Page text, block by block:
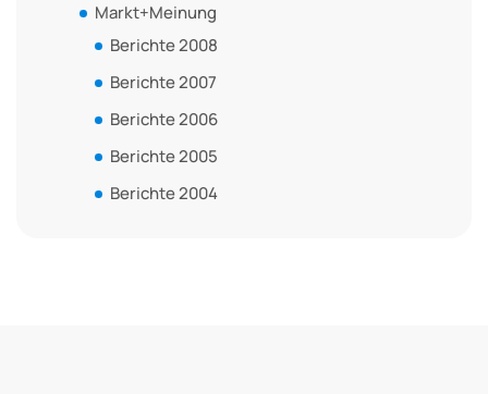
Markt+Meinung
Berichte 2008
Berichte 2007
Berichte 2006
Berichte 2005
Berichte 2004